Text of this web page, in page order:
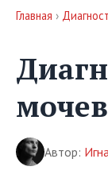
Главная ›
Автор: